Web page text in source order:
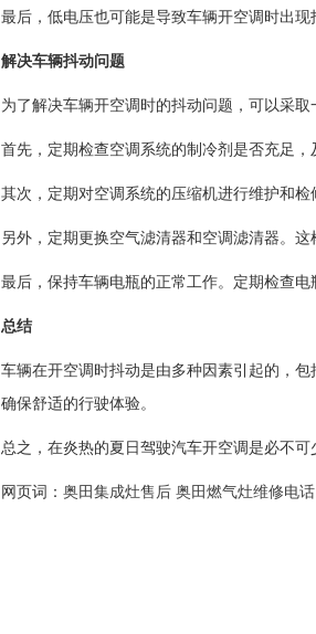
最后，低电压也可能是导致车辆开空调时出
解决车辆抖动问题
为了解决车辆开空调时的抖动问题，可以采取
首先，定期检查空调系统的制冷剂是否充足
其次，定期对空调系统的压缩机进行维护和
另外，定期更换空气滤清器和空调滤清器。
最后，保持车辆电瓶的正常工作。定期检查
总结
车辆在开空调时抖动是由多种因素引起的，
确保舒适的行驶体验。
总之，在炎热的夏日驾驶汽车开空调是必不
网页词： 奥田集成灶售后 奥田燃气灶维修电话